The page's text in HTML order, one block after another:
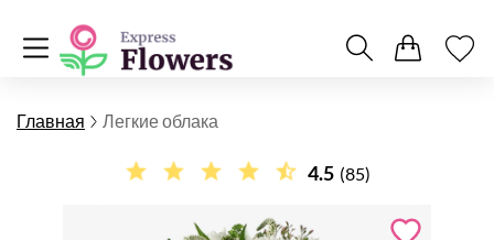
Главная Легкие облака
4.5 (85)